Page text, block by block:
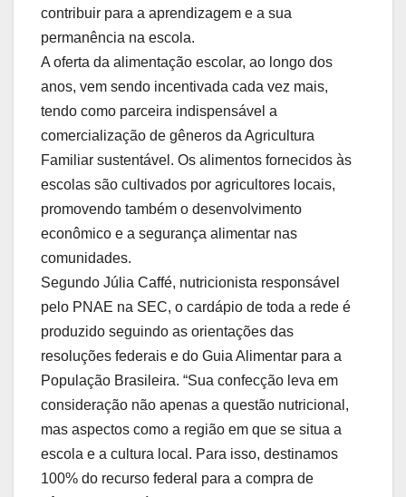
contribuir para a aprendizagem e a sua
permanência na escola.
A oferta da alimentação escolar, ao longo dos
anos, vem sendo incentivada cada vez mais,
tendo como parceira indispensável a
comercialização de gêneros da Agricultura
Familiar sustentável. Os alimentos fornecidos às
escolas são cultivados por agricultores locais,
promovendo também o desenvolvimento
econômico e a segurança alimentar nas
comunidades.
Segundo Júlia Caffé, nutricionista responsável
pelo PNAE na SEC, o cardápio de toda a rede é
produzido seguindo as orientações das
resoluções federais e do Guia Alimentar para a
População Brasileira. “Sua confecção leva em
consideração não apenas a questão nutricional,
mas aspectos como a região em que se situa a
escola e a cultura local. Para isso, destinamos
100% do recurso federal para a compra de